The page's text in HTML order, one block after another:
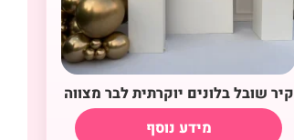
קיר שובל בלונים יוקרתית לבר מצווה
מידע נוסף